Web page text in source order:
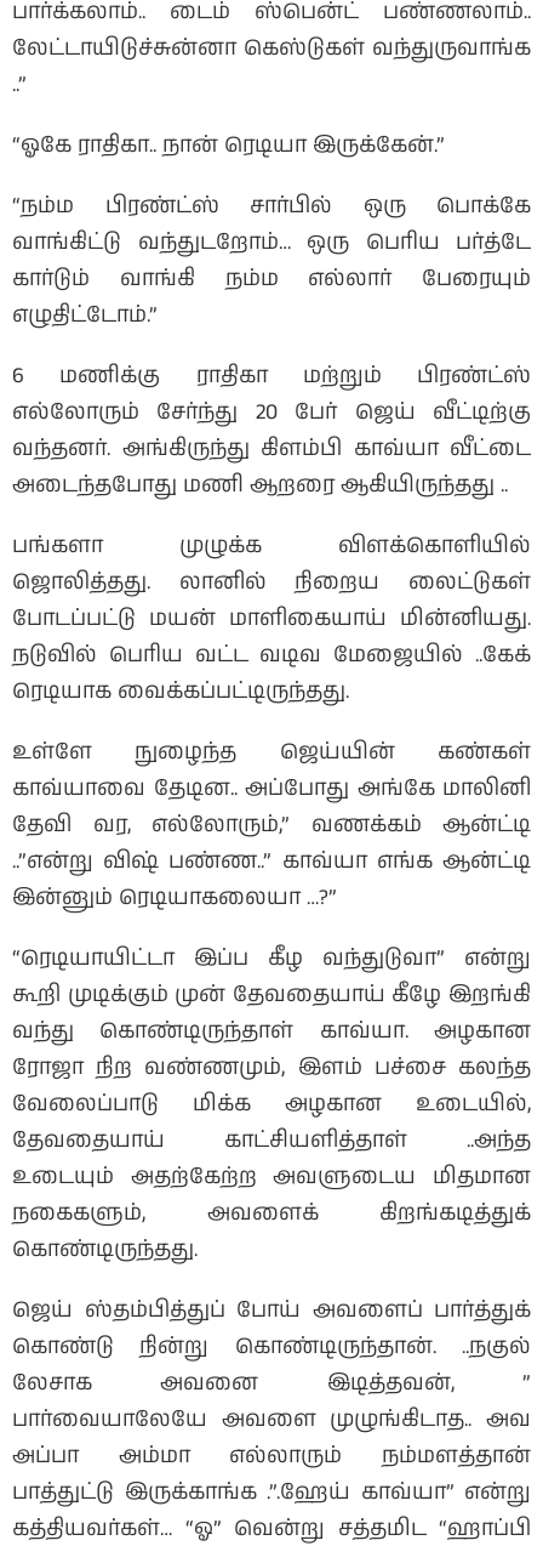
பார்க்கலாம்.. டைம் ஸ்பென்ட் பண்ணலாம்..
லேட்டாயிடுச்சுன்னா கெஸ்டுகள் வந்துருவாங்க
..”
“ஓகே ராதிகா.. நான் ரெடியா இருக்கேன்.”
“நம்ம பிரண்ட்ஸ் சார்பில் ஒரு பொக்கே
வாங்கிட்டு வந்துடறோம்… ஒரு பெரிய பர்த்டே
கார்டும் வாங்கி நம்ம எல்லார் பேரையும்
எழுதிட்டோம்.”
6 மணிக்கு ராதிகா மற்றும் பிரண்ட்ஸ்
எல்லோரும் சேர்ந்து 20 பேர் ஜெய் வீட்டிற்கு
வந்தனர். அங்கிருந்து கிளம்பி காவ்யா வீட்டை
அடைந்தபோது மணி ஆறரை ஆகியிருந்தது ..
பங்களா முழுக்க விளக்கொளியில்
ஜொலித்தது. லானில் நிறைய லைட்டுகள்
போடப்பட்டு மயன் மாளிகையாய் மின்னியது.
நடுவில் பெரிய வட்ட வடிவ மேஜையில் ..கேக்
ரெடியாக வைக்கப்பட்டிருந்தது.
உள்ளே நுழைந்த ஜெய்யின் கண்கள்
காவ்யாவை தேடின.. அப்போது அங்கே மாலினி
தேவி வர, எல்லோரும்,” வணக்கம் ஆன்ட்டி
..”என்று விஷ் பண்ண..” காவ்யா எங்க ஆன்ட்டி
இன்னும் ரெடியாகலையா …?”
“ரெடியாயிட்டா இப்ப கீழ வந்துடுவா” என்று
கூறி முடிக்கும் முன் தேவதையாய் கீழே இறங்கி
வந்து கொண்டிருந்தாள் காவ்யா. அழகான
ரோஜா நிற வண்ணமும், இளம் பச்சை கலந்த
வேலைப்பாடு மிக்க அழகான உடையில்,
தேவதையாய் காட்சியளித்தாள் ..அந்த
உடையும் அதற்கேற்ற அவளுடைய மிதமான
நகைகளும், அவளைக் கிறங்கடித்துக்
கொண்டிருந்தது.
ஜெய் ஸ்தம்பித்துப் போய் அவளைப் பார்த்துக்
கொண்டு நின்று கொண்டிருந்தான். ..நகுல்
லேசாக அவனை இடித்தவன், ”
பார்வையாலேயே அவளை முழுங்கிடாத.. அவ
அப்பா அம்மா எல்லாரும் நம்மளத்தான்
பாத்துட்டு இருக்காங்க .”.ஹேய் காவ்யா” என்று
கத்தியவர்கள்… “ஓ” வென்று சத்தமிட “ஹாப்பி